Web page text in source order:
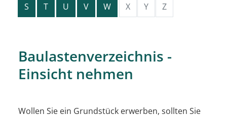
S
T U V W X Y Z
Baulastenverzeichnis -
Einsicht nehmen
Wollen Sie ein Grundstück erwerben, sollten Sie